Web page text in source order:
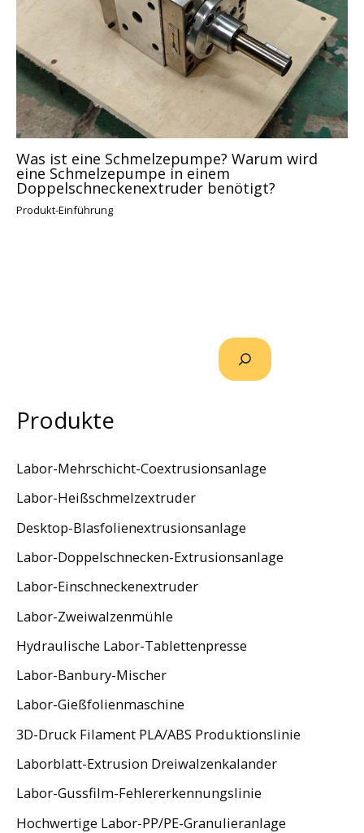
Produkte
Labor-Mehrschicht-Coextrusionsanlage
Labor-Heißschmelzextruder
Desktop-Blasfolienextrusionsanlage
Labor-Doppelschnecken-Extrusionsanlage
Labor-Einschneckenextruder
Labor-Zweiwalzenmühle
Hydraulische Labor-Tablettenpresse
Labor-Banbury-Mischer
Labor-Gießfolienmaschine
3D-Druck Filament PLA/ABS Produktionslinie
Laborblatt-Extrusion Dreiwalzenkalander
Labor-Gussfilm-Fehlererkennungslinie
Hochwertige Labor-PP/PE-Granulieranlage
Was ist eine Schmelzepumpe? Warum wird
eine Schmelzepumpe in einem
Doppelschneckenextruder benötigt?
Produkt-Einführung